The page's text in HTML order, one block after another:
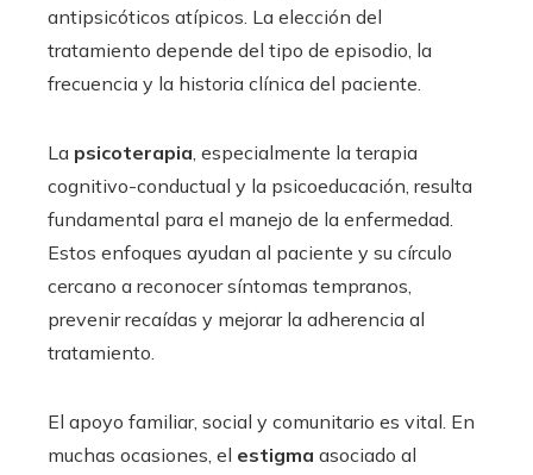
antipsicóticos atípicos. La elección del
tratamiento depende del tipo de episodio, la
frecuencia y la historia clínica del paciente.
La psicoterapia, especialmente la terapia
cognitivo-conductual y la psicoeducación, resulta
fundamental para el manejo de la enfermedad.
Estos enfoques ayudan al paciente y su círculo
cercano a reconocer síntomas tempranos,
prevenir recaídas y mejorar la adherencia al
tratamiento.
El apoyo familiar, social y comunitario es vital. En
muchas ocasiones, el estigma asociado al